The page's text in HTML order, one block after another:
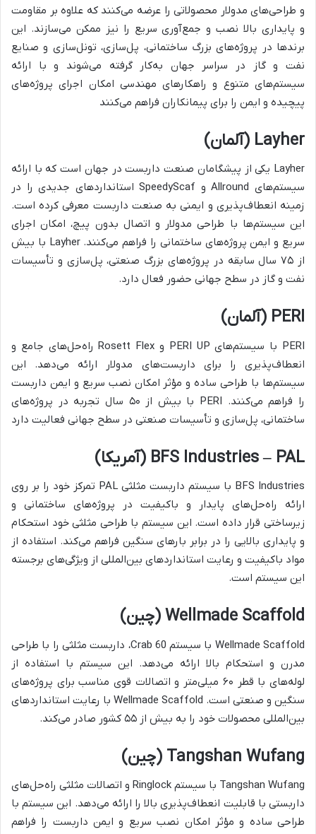
و طراحی‌های مدولار محصولاتی را عرضه می‌کنند که علاوه بر مقاومت
و پایداری بالا نصب و جمع‌آوری سریع را نیز ممکن می‌سازند. این
برندها در پروژه‌های بزرگ ساختمانی، پل‌سازی، تونل‌سازی و صنایع
نفت و گاز در سراسر جهان به‌کار گرفته می‌شوند و با ارائه
سیستم‌های متنوع و راهکارهای مهندسی امکان اجرای پروژه‌های
پیچیده و ایمن را برای پیمانکاران فراهم می‌کنند
Layher (آلمان)
Layher یکی از پیشگامان صنعت داربست در جهان است که با ارائه
سیستم‌های Allroundو SpeedyScafاستانداردهای جدیدی را در
زمینه انعطاف‌پذیری و ایمنی به صنعت داربست معرفی کرده است.
این سیستم‌ها با طراحی مدولار و اتصال بدون پیچ، امکان اجرای
سریع و ایمن پروژه‌های ساختمانی را فراهم می‌کنند.Layher با بیش
از ۷۵ سال سابقه در پروژه‌های بزرگ صنعتی، پل‌سازی و تأسیسات
نفت و گاز در سطح جهانی حضور فعال دارد.
PERI (آلمان)
PERI با سیستم‌های PERI UP و Rosett Flexراه‌حل‌های جامع و
انعطاف‌پذیری را برای داربست‌های مدولار ارائه می‌دهد. این
سیستم‌ها با طراحی ساده و مؤثر امکان نصب سریع و ایمن داربست
را فراهم می‌کنند. PERI
با بیش از ۵۰ سال تجربه در پروژه‌های
ساختمانی، پل‌سازی و تأسیسات صنعتی در سطح جهانی فعالیت دارد
BFS Industries – PAL (آمریکا)
BFS Industries با سیستم داربست مثلثیPAL تمرکز خود را بر روی
ارائه راه‌حل‌های پایدار و باکیفیت در پروژه‌های ساختمانی و
زیرساختی قرار داده است. این سیستم با طراحی مثلثی خود استحکام
و پایداری بالایی را در برابر بارهای سنگین فراهم می‌کند. استفاده از
مواد باکیفیت و رعایت استانداردهای بین‌المللی از ویژگی‌های برجسته
این سیستم است.
Wellmade Scaffold (چین)
Wellmade Scaffold با سیستم Crab60، داربست مثلثی را با طراحی
مدرن و استحکام بالا ارائه می‌دهد. این سیستم با استفاده از
لوله‌های با قطر ۶۰ میلی‌متر و اتصالات قوی مناسب برای پروژه‌های
سنگین و صنعتی است. Wellmade Scaffold با رعایت استانداردهای
بین‌المللی محصولات خود را به بیش از ۵۵ کشور صادر می‌کند.
Tangshan Wufang (چین)
Tangshan Wufang با سیستم Ringlock و اتصالات مثلثی راه‌حل‌های
داربستی با قابلیت انعطاف‌پذیری بالا را ارائه می‌دهد. این سیستم با
طراحی ساده و مؤثر امکان نصب سریع و ایمن داربست را فراهم